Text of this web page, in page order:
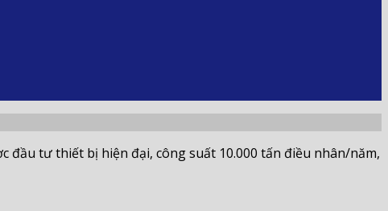
đầu tư thiết bị hiện đại, công suất 10.000 tấn điều nhân/năm,